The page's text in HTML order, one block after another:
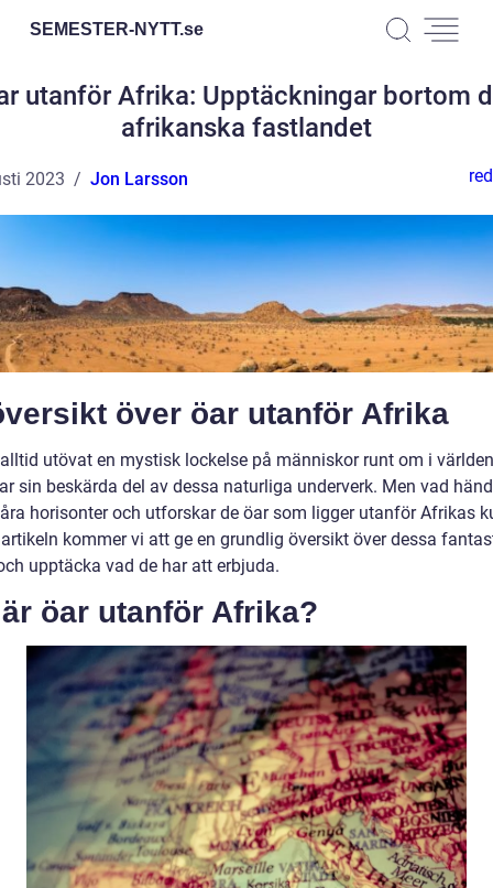
SEMESTER-NYTT.se
utanför Afrika: Upptäckningar bortom
afrikanska fastlandet
2023 Jon Larsson
över öar utanför Afrika
utövat en mystisk lockelse på människor runt om i
sin beskärda del av dessa naturliga underverk. Men vad
horisonter och utforskar de öar som ligger utanför Afrikas
kommer vi att ge en grundlig översikt över dessa
upptäcka vad de har att erbjuda.
öar utanför Afrika?